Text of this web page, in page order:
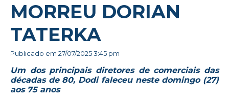
MORREU DORIAN
TATERKA
Publicado em 27/07/2025 3:45 pm
Um dos principais diretores de comerciais das
décadas de 80, Dodi faleceu neste domingo (27)
aos 75 anos